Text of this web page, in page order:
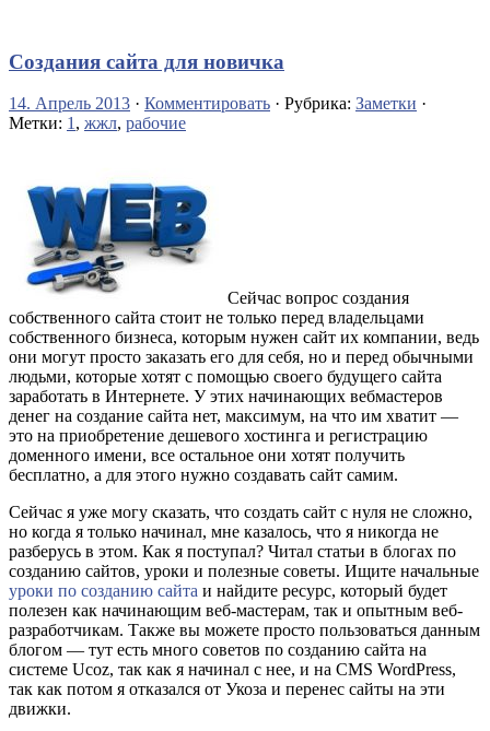
Создания сайта для новичка
14. Апрель 2013 · Комментировать · Рубрика: Заметки ·
Метки: 1, жжл, рабочие
Сейчас вопрос создания
собственного сайта стоит не только перед владельцами
собственного бизнеса, которым нужен сайт их компании, ведь
они могут просто заказать его для себя, но и перед обычными
людьми, которые хотят с помощью своего будущего сайта
заработать в Интернете. У этих начинающих вебмастеров
денег на создание сайта нет, максимум, на что им хватит —
это на приобретение дешевого хостинга и регистрацию
доменного имени, все остальное они хотят получить
бесплатно, а для этого нужно создавать сайт самим.
Сейчас я уже могу сказать, что создать сайт с нуля не сложно,
но когда я только начинал, мне казалось, что я никогда не
разберусь в этом. Как я поступал? Читал статьи в блогах по
созданию сайтов, уроки и полезные советы. Ищите начальные
уроки по созданию сайта и найдите ресурс, который будет
полезен как начинающим веб-мастерам, так и опытным веб-
разработчикам. Также вы можете просто пользоваться данным
блогом — тут есть много советов по созданию сайта на
системе Ucoz, так как я начинал с нее, и на CMS WordPress,
так как потом я отказался от Укоза и перенес сайты на эти
движки.